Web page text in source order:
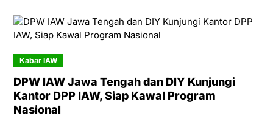
Kabar IAW
DPW IAW Jawa Tengah dan DIY Kunjungi
Kantor DPP IAW, Siap Kawal Program
Nasional